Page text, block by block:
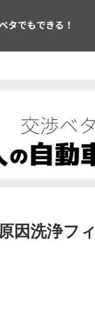
タでもできる！
因洗浄フ